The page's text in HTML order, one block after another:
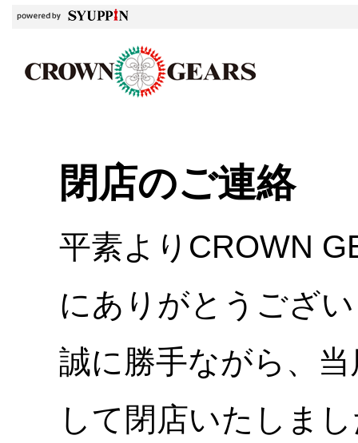
閉店のご連絡
平素よりCROWN
にありがとうござ
誠に勝手ながら、
して閉店いたしま